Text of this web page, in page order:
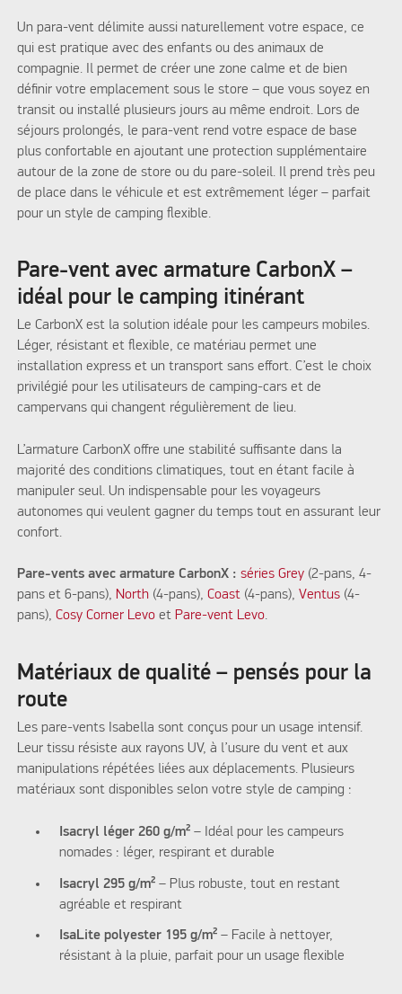
Un para-vent délimite aussi naturellement votre espace, ce
qui est pratique avec des enfants ou des animaux de
compagnie. Il permet de créer une zone calme et de bien
définir votre emplacement sous le store – que vous soyez en
transit ou installé plusieurs jours au même endroit. Lors de
séjours prolongés, le para-vent rend votre espace de base
plus confortable en ajoutant une protection supplémentaire
autour de la zone de store ou du pare-soleil. Il prend très peu
de place dans le véhicule et est extrêmement léger – parfait
pour un style de camping flexible.
Pare-vent avec armature CarbonX –
idéal pour le camping itinérant
Le CarbonX est la solution idéale pour les campeurs mobiles.
Léger, résistant et flexible, ce matériau permet une
installation express et un transport sans effort. C’est le choix
privilégié pour les utilisateurs de camping-cars et de
campervans qui changent régulièrement de lieu.
L’armature CarbonX offre une stabilité suffisante dans la
majorité des conditions climatiques, tout en étant facile à
manipuler seul. Un indispensable pour les voyageurs
autonomes qui veulent gagner du temps tout en assurant leur
confort.
Pare-vents avec armature CarbonX : séries Grey (2-pans, 4-
pans et 6-pans), North (4-pans),Coast (4-pans),Ventus (4-
pans),Cosy Corner Levo et Pare-vent Levo.
Matériaux de qualité – pensés pour la
route
Les pare-vents Isabella sont conçus pour un usage intensif.
Leur tissu résiste aux rayons UV, à l’usure du vent et aux
manipulations répétées liées aux déplacements. Plusieurs
matériaux sont disponibles selon votre style de camping :
Isacryl léger 260 g/m² – Idéal pour les campeurs
nomades : léger, respirant et durable
Isacryl 295 g/m² – Plus robuste, tout en restant
agréable et respirant
IsaLite polyester 195 g/m² – Facile à nettoyer,
résistant à la pluie, parfait pour un usage flexible